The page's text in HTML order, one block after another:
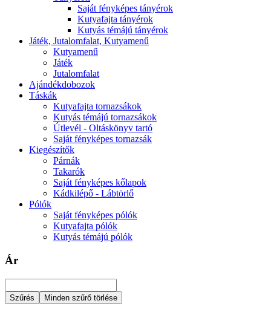
Saját fényképes tányérok
Kutyafajta tányérok
Kutyás témájú tányérok
Játék, Jutalomfalat, Kutyamenű
Kutyamenű
Játék
Jutalomfalat
Ajándékdobozok
Táskák
Kutyafajta tornazsákok
Kutyás témájú tornazsákok
Útlevél - Oltáskönyv tartó
Saját fényképes tornazsák
Kiegészítők
Párnák
Takarók
Saját fényképes kőlapok
Kádkilépő - Lábtörlő
Pólók
Saját fényképes pólók
Kutyafajta pólók
Kutyás témájú pólók
Ár
Szűrés Minden szűrő törlése